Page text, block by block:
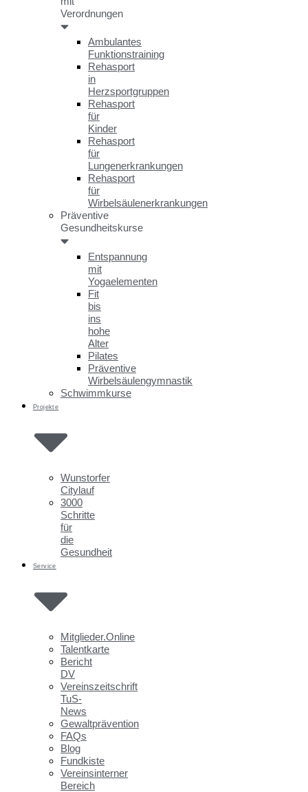
Verordnungen
Ambulantes
Funktionstraining
Rehasport
in
Herzsportgruppen
Rehasport
für
Kinder
Rehasport
für
Lungenerkrankungen
Rehasport
für
Wirbelsäulenerkrankungen
Präventive
Gesundheitskurse
Entspannung
mit
Yogaelementen
Fit
bis
ins
hohe
Alter
Pilates
Präventive
Wirbelsäulengymnastik
Schwimmkurse
Projekte
Wunstorfer
Citylauf
3000
Schritte
für
die
Gesundheit
Service
Mitglieder.Online
Talentkarte
Bericht
DV
Vereinszeitschrift
TuS-
News
Gewaltprävention
FAQs
Blog
Fundkiste
Vereinsinterner
Bereich